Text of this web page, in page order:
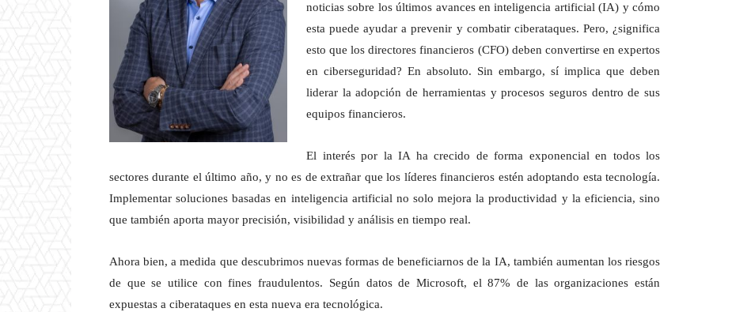
noticias sobre los últimos avances en inteligencia artificial (IA) y cómo
esta puede ayudar a prevenir y combatir ciberataques. Pero, ¿significa
esto que los directores financieros (CFO) deben convertirse en expertos
en ciberseguridad? En absoluto. Sin embargo, sí implica que deben
liderar la adopción de herramientas y procesos seguros dentro de sus
equipos financieros.
El interés por la IA ha crecido de forma exponencial en todos los
sectores durante el último año, y no es de extrañar que los líderes financieros estén adoptando esta tecnología.
Implementar soluciones basadas en inteligencia artificial no solo mejora la productividad y la eficiencia, sino
que también aporta mayor precisión, visibilidad y análisis en tiempo real.
Ahora bien, a medida que descubrimos nuevas formas de beneficiarnos de la IA, también aumentan los riesgos
de que se utilice con fines fraudulentos. Según datos de Microsoft, el 87% de las organizaciones están
expuestas a ciberataques en esta nueva era tecnológica.